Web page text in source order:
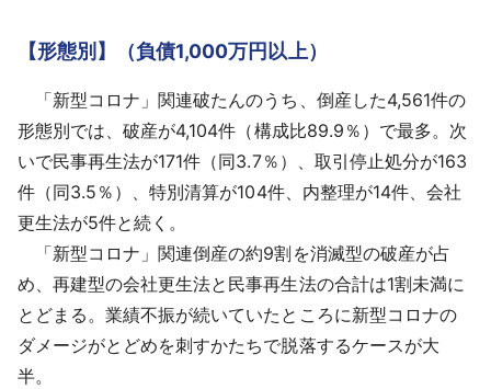
【形態別】（負債1,000万円以上）
「新型コロナ」関連破たんのうち、倒産した4,561件の
形態別では、破産が4,104件（構成比89.9％）で最多。次
いで民事再生法が171件（同3.7％）、取引停止処分が163
件（同3.5％）、特別清算が104件、内整理が14件、会社
更生法が5件と続く。
「新型コロナ」関連倒産の約9割を消滅型の破産が占
め、再建型の会社更生法と民事再生法の合計は1割未満に
とどまる。業績不振が続いていたところに新型コロナの
ダメージがとどめを刺すかたちで脱落するケースが大
半。